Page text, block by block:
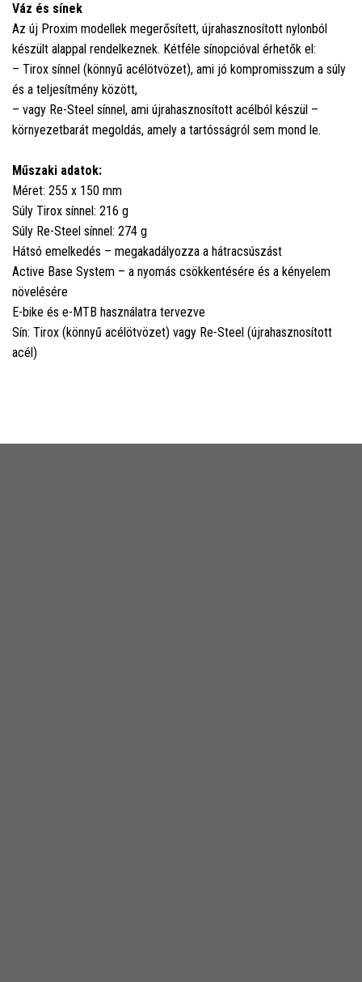
Váz és sínek
Az új Proxim modellek megerősített, újrahasznosított nylonból
készült alappal rendelkeznek. Kétféle sínopcióval érhetők el:
– Tirox sínnel (könnyű acélötvözet), ami jó kompromisszum a súly
és a teljesítmény között,
– vagy Re-Steel sínnel, ami újrahasznosított acélból készül –
környezetbarát megoldás, amely a tartósságról sem mond le.
Műszaki adatok:
Méret: 255 x 150 mm
Súly Tirox sínnel: 216 g
Súly Re-Steel sínnel: 274 g
Hátsó emelkedés – megakadályozza a hátracsúszást
Active Base System – a nyomás csökkentésére és a kényelem
növelésére
E-bike és e-MTB használatra tervezve
Sín: Tirox (könnyű acélötvözet) vagy Re-Steel (újrahasznosított
acél)